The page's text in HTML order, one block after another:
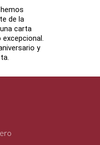
de la
carta
y